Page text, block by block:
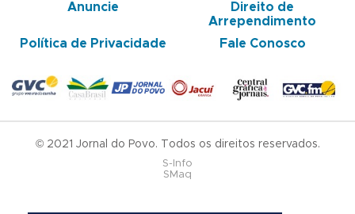
Anuncie
Direito de
Arrependimento
Política de Privacidade
Fale Conosco
© 2021 Jornal do Povo. Todos os direitos reservados.
S-Info
SMaq